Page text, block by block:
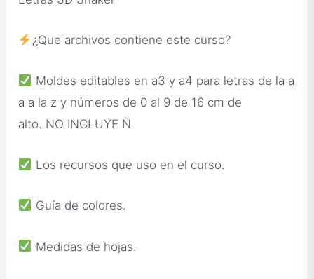
¿Que archivos contiene este curso?
Moldes editables en a3 y a4 para letras de la a
a a la z y números de 0 al 9 de 16 cm de
alto. NO INCLUYE Ñ
Los recursos que uso en el curso.
Guía de colores.
Medidas de hojas.